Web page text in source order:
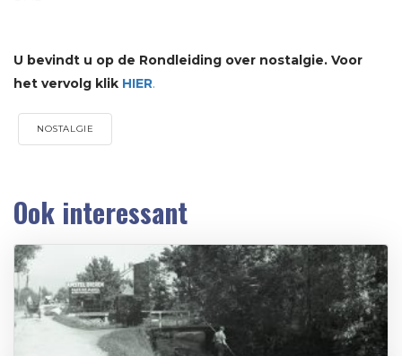
U bevindt u op de Rondleiding over nostalgie. Voor
het vervolg klik HIER.
NOSTALGIE
Ook interessant